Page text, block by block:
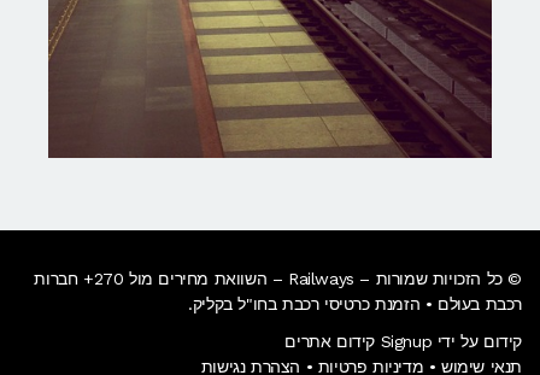
© כל הזכויות שמורות – Railways – השוואת מחירים מול 270+ חברות
רכבת בעולם • הזמנת כרטיסי רכבת בחו"ל בקליק​.
קידום על ידי Signup קידום אתרים
תנאי שימוש • מדיניות פרטיות • הצהרת נגישות